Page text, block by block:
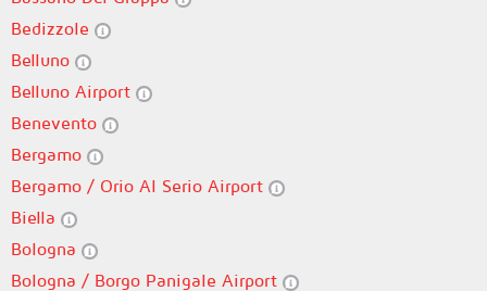
Bedizzole
Belluno
Belluno Airport
Benevento
Bergamo
Bergamo / Orio Al Serio Airport
Biella
Bologna
Bologna / Borgo Panigale Airport